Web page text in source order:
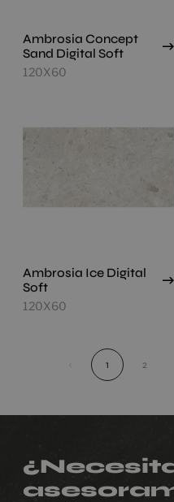
Ambrosia Concept
Sand Digital Soft
120X60
Ambrosia Ice Digital
Soft
120X60
1 2